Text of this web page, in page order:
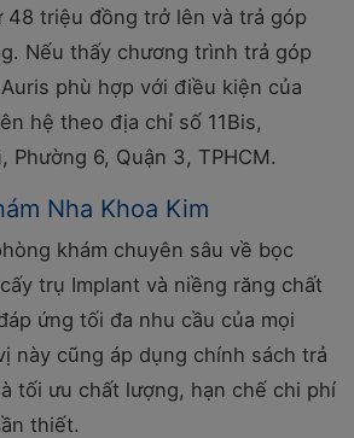
triệu đồng trở lên và trả góp
Nếu thấy chương trình trả góp
phù hợp với điều kiện của
hệ theo địa chỉ số 11Bis,
Phường 6, Quận 3, TPHCM.
Nha Khoa Kim
khám chuyên sâu về bọc
trụ Implant và niềng răng chất
ứng tối đa nhu cầu của mọi
này cũng áp dụng chính sách trả
tối ưu chất lượng, hạn chế chi phí
thiết.